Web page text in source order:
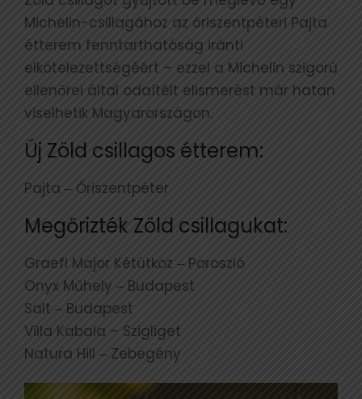
Michelin-csillagához az őriszentpéteri Pajta
étterem fenntarthatóság iránti
elkötelezettségéért – ezzel a Michelin szigorú
ellenőrei által odaítélt elismerést már hatan
viselhetik Magyarországon.
Új Zöld csillagos étterem:
Pajta ‒ Őriszentpéter
Megőrizték Zöld csillagukat:
Graefl Major Kétútköz ‒ Poroszló
Onyx Műhely ‒ Budapest
Salt ‒ Budapest
Villa Kabala – Szigliget
Natura Hill ‒ Zebegény